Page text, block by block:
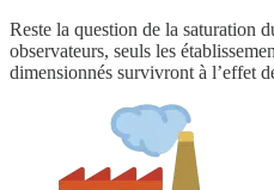
Reste la question de la saturation
observateurs, seuls les
dimensionnés survivront à l’effet